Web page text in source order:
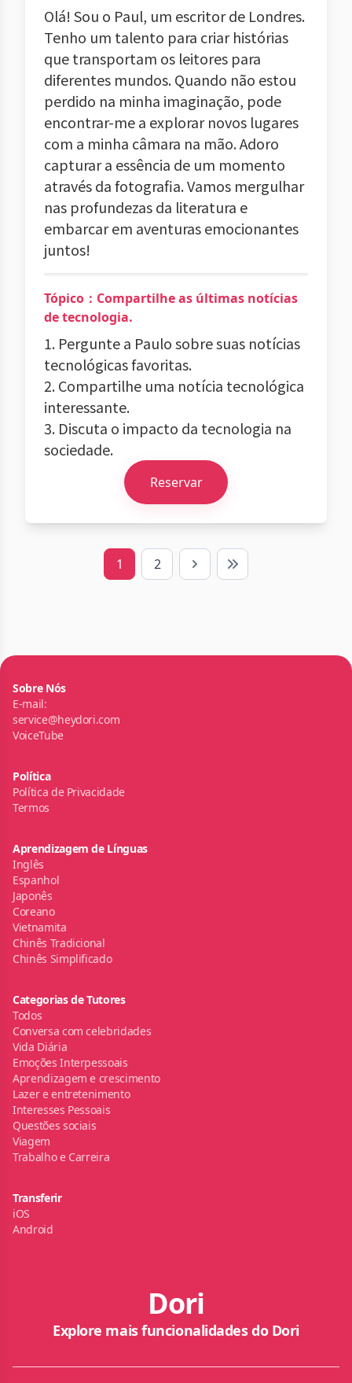
Olá! Sou o Paul, um escritor de Londres.
Tenho um talento para criar histórias
que transportam os leitores para
diferentes mundos. Quando não estou
perdido na minha imaginação, pode
encontrar-me a explorar novos lugares
com a minha câmara na mão. Adoro
capturar a essência de um momento
através da fotografia. Vamos mergulhar
nas profundezas da literatura e
embarcar em aventuras emocionantes
juntos!
Tópico：Compartilhe as últimas notícias
de tecnologia.
1. Pergunte a Paulo sobre suas notícias
tecnológicas favoritas.
2. Compartilhe uma notícia tecnológica
interessante.
3. Discuta o impacto da tecnologia na
sociedade.
Reservar
1 2 Next Last
Sobre Nós
E-mail:
service@heydori.com
VoiceTube
Política
Política de Privacidade
Termos
Aprendizagem de Línguas
Inglês
Espanhol
Japonês
Coreano
Vietnamita
Chinês Tradicional
Chinês Simplificado
Categorias de Tutores
Todos
Conversa com celebridades
Vida Diária
Emoções Interpessoais
Aprendizagem e crescimento
Lazer e entretenimento
Interesses Pessoais
Questões sociais
Viagem
Trabalho e Carreira
Transferir
iOS
Android
Dori
Explore mais funcionalidades do Dori